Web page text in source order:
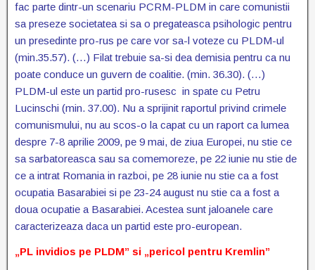
fac parte dintr-un scenariu PCRM-PLDM in care comunistii
sa preseze societatea si sa o pregateasca psihologic pentru
un presedinte pro-rus pe care vor sa-l voteze cu PLDM-ul
(min.35.57). (…) Filat trebuie sa-si dea demisia pentru ca nu
poate conduce un guvern de coalitie. (min. 36.30). (…)
PLDM-ul este un partid pro-rusesc in spate cu Petru
Lucinschi (min. 37.00). Nu a sprijinit raportul privind crimele
comunismului, nu au scos-o la capat cu un raport ca lumea
despre 7-8 aprilie 2009, pe 9 mai, de ziua Europei, nu stie ce
sa sarbatoreasca sau sa comemoreze, pe 22 iunie nu stie de
ce a intrat Romania in razboi, pe 28 iunie nu stie ca a fost
ocupatia Basarabiei si pe 23-24 august nu stie ca a fost a
doua ocupatie a Basarabiei. Acestea sunt jaloanele care
caracterizeaza daca un partid este pro-european.
„PL invidios pe PLDM” si „pericol pentru Kremlin”